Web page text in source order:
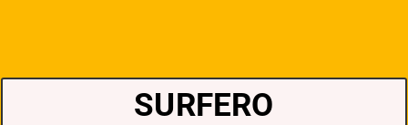
SURFERO